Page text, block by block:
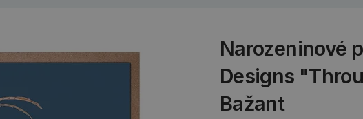
Narozeninové
Designs
Bažant